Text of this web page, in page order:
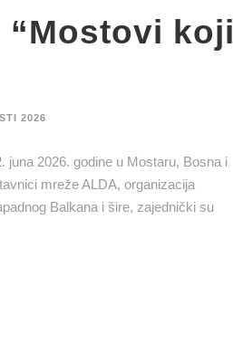
koji
2026
juna 2026. godine u Mostaru, Bosna i
mreže ALDA, organizacija
Balkana i šire, zajednički su